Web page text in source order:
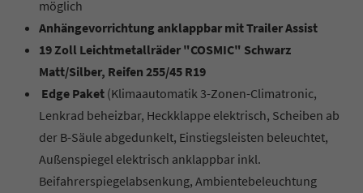
möglich
Anhängevorrichtung anklappbar mit Trailer Assist
19 Zoll Leichtmetallräder "COSMIC" Schwarz
Matt/Silber, Reifen 255/45 R19
Edge Paket (Klimaautomatik 3-Zonen-Climatronic,
Lenkrad beheizbar, Heckklappe elektrisch, Scheiben ab
der B-Säule abgedunkelt, Einstiegsleisten beleuchtet,
Außenspiegel elektrisch anklappbar inkl.
Beifahrerspiegelabsenkung, Ambientebeleuchtung